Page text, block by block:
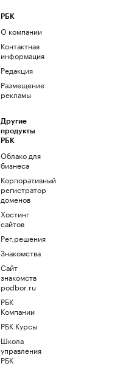
РБК
О компании
Контактная
информация
Редакция
Размещение
рекламы
Другие
продукты
РБК
Облако для
бизнеса
Корпоративный
регистратор
доменов
Хостинг
сайтов
Рег.решения
Знакомства
Сайт
знакомств
podbor.ru
РБК
Компании
РБК Курсы
Школа
управления
РБК